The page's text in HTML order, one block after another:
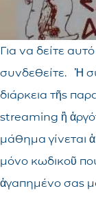
Για να δείτε
συνδεθείτε. Ἡ
διάρκεια τῆς
streaming ἢ
μάθημα γίνεται
μόνο κωδικοῦ
ἀγαπημένο σας